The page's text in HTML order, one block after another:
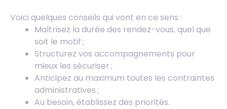
Voici quelques conseils qui vont en ce sens :
Maîtrisez la durée des rendez-vous, quel que
soit le motif ;
Structurez vos accompagnements pour
mieux les sécuriser ;
Anticipez au maximum toutes les contraintes
administratives ;
Au besoin, établissez des priorités.